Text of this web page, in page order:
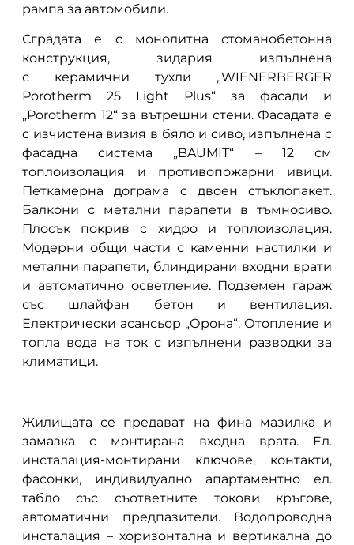
рампа за автомобили.
Сградата е с монолитна стоманобетонна
конструкция, зидария изпълнена
с керамични тухли „WIENERBERGER
Porotherm 25 Light Plus“ за фасади и
„Porotherm 12“ за вътрешни стени. Фасадата е
с изчистена визия в бяло и сиво, изпълнена с
фасадна система „BAUMIT“ – 12 см
топлоизолация и противопожарни ивици.
Петкамерна дограма с двоен стъклопакет.
Балкони с метални парапети в тъмносиво.
Плосък покрив с хидро и топлоизолация.
Модерни общи части с каменни настилки и
метални парапети, блиндирани входни врати
и автоматично осветление. Подземен гараж
със шлайфан бетон и вентилация.
Електрически асансьор „Орона“. Отопление и
топла вода на ток с изпълнени разводки за
климатици.
Жилищата се предават на фина мазилка и
замазка с монтирана входна врата. Ел.
инсталация-монтирани ключове, контакти,
фасонки, индивидуално апартаментно ел.
табло със съответните токови кръгове,
автоматични предпазители. Водопроводна
инсталация – хоризонтална и вертикална до